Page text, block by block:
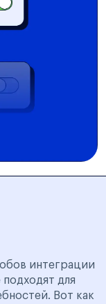
интеграции
для
Вот как